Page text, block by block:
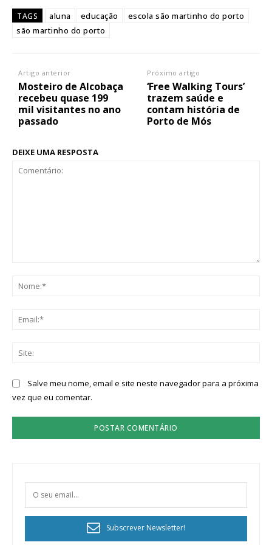
TAGS aluna educação
escola são martinho do porto
são martinho do porto
Artigo anterior
Mosteiro de Alcobaça
recebeu quase 199
mil visitantes no ano
passado
Próximo artigo
‘Free Walking Tours’
trazem saúde e
contam história de
Porto de Mós
DEIXE UMA RESPOSTA
Salve meu nome, email e site neste navegador para a próxima
vez que eu comentar.
Subscrever Newsletter!